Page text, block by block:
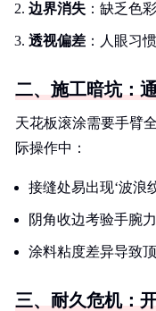
边界消失 ：缺乏色
透视偏差 ：人眼习
二、施工暗坑：
天花板滚涂需要手臂
际操作中：
接缝处易出现‘波浪
阴角收边考验手腕
涂料粘度差异导致
三、耐久危机：